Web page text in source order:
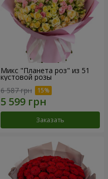
Микс "Планета роз" из 51
кустовой розы
6 587 грн
Заказать